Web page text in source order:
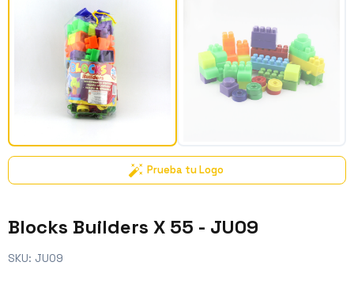
Prueba tu Logo
Blocks Builders X 55 - JU09
SKU: JU09